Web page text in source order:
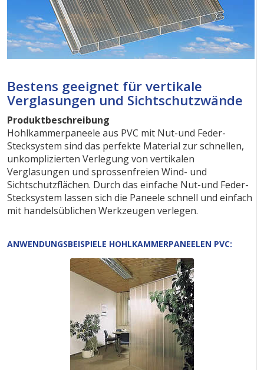
Bestens geeignet für vertikale
Verglasungen und Sichtschutzwände
Produktbeschreibung
Hohlkammerpaneele aus PVC mit Nut-und Feder-
Stecksystem sind das perfekte Material zur schnellen,
unkomplizierten Verlegung von vertikalen
Verglasungen und sprossenfreien Wind- und
Sichtschutzflächen. Durch das einfache Nut-und Feder-
Stecksystem lassen sich die Paneele schnell und einfach
mit handelsüblichen Werkzeugen verlegen.
ANWENDUNGSBEISPIELE HOHLKAMMERPANEELEN PVC: